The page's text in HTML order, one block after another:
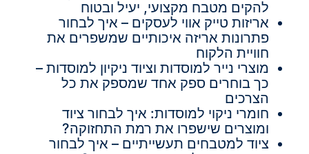
להקים מטבח מקצועי, יעיל ובטוח
אריזות טייק אווי לעסקים – איך לבחור
פתרונות אריזה איכותיים שמשפרים את
חוויית הלקוח
מוצרי נייר למוסדות וציוד ניקיון למוסדות –
כך בוחרים ספק אחד שמספק את כל
הצרכים
חומרי ניקוי למוסדות: איך לבחור ציוד
ומוצרים שישפרו את רמת התחזוקה?
ציוד למטבחים תעשייתיים – איך לבחור